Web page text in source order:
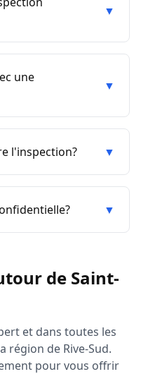
▼
une
▼
l'inspection? ▼
▼
de Saint-
et dans toutes les
région de Rive-Sud.
pour vous offrir